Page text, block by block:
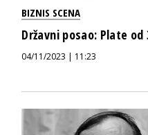
BIZNIS SCENA
Državni posao: Plate od
04/11/2023 | 11:23